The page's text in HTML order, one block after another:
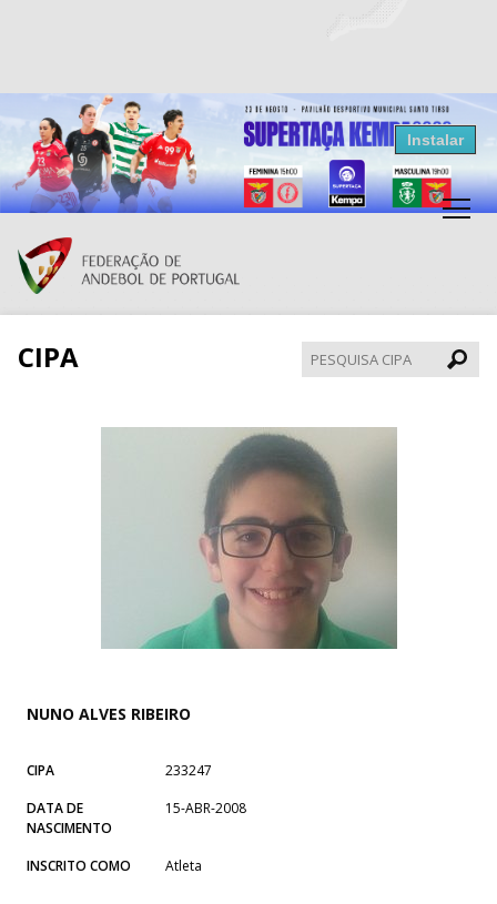
Resultados Andebol
Federação de Andebol de Portugal
Grátis - Disponivel na Play Store
Instalar
CIPA
CIPA
NUNO ALVES RIBEIRO
CIPA
233247
DATA DE
NASCIMENTO
15-ABR-2008
INSCRITO COMO Atleta